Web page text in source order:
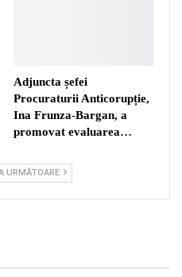
Adjuncta șefei
Procuraturii Anticorupție,
Ina Frunza-Bargan, a
promovat evaluarea…
URMĂTOARE